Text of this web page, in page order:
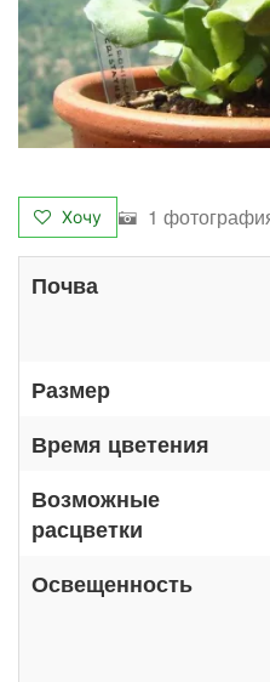
Хочу 1
Почва
Размер
Время цветения
Возможные
расцветки
Освещенность